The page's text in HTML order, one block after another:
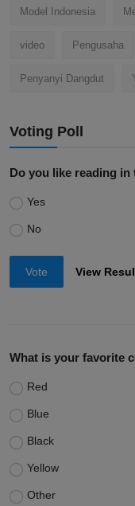
Model Indonesia
video Pengusaha
Penyanyi Dangdut
Voting Poll
Do you like reading in
Yes
No
Vote View
What is your favorite
Red
Blue
Black
Yellow
Other